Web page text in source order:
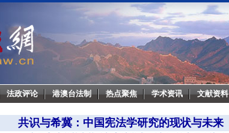
法政评论 港澳台法制 热点聚焦 学术资讯 文献资料
共识与希冀：中国宪法学研究的现状与未来